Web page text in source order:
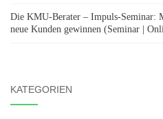
Die KMU-Berater – Impuls-Seminar:
neue Kunden gewinnen (Seminar |
KATEGORIEN